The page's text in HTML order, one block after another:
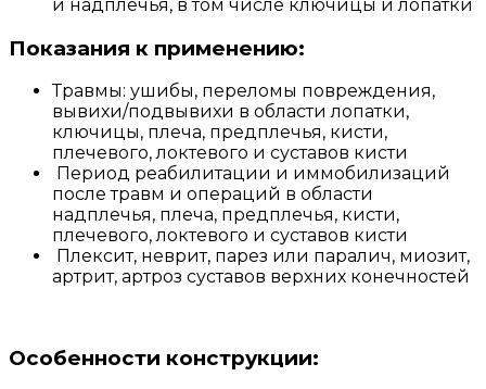
и надплечья, в том числе ключицы и лопатки
Показания к применению:
Травмы: ушибы, переломы повреждения,
вывихи/подвывихи в области лопатки,
ключицы, плеча, предплечья, кисти,
плечевого, локтевого и суставов кисти
Период реабилитации и иммобилизаций
после травм и операций в области
надплечья, плеча, предплечья, кисти,
плечевого, локтевого и суставов кисти
Плексит, неврит, парез или паралич, миозит,
артрит, артроз суставов верхних конечностей
Особенности конструкции: